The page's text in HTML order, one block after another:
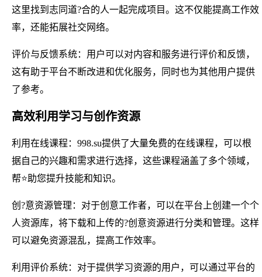
这里找到志同道?合的人一起完成项目。这不仅能提高工作效
率，还能拓展社交网络。
评价与反馈系统：用户可以对内容和服务进行评价和反馈，
这有助于平台不断改进和优化服务，同时也为其他用户提供
了参考。
高效利用学习与创作资源
利用在线课程：998.su提供了大量免费的在线课程，可以根
据自己的兴趣和需求进行选择，这些课程涵盖了多个领域，
帮⭐助您提升技能和知识。
创?意资源管理：对于创意工作者，可以在平台上创建一个个
人资源库，将下载和上传的?创意资源进行分类和管理。这样
可以避免资源混乱，提高工作效率。
利用评价系统：对于提供学习资源的用户，可以通过平台的